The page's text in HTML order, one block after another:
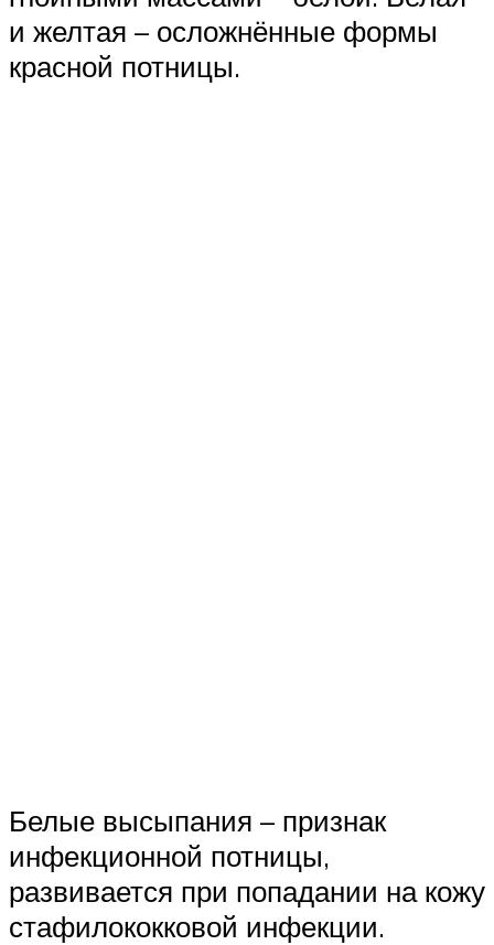
и желтая – осложнённые формы
красной потницы.
Белые высыпания – признак
инфекционной потницы,
развивается при попадании на кожу
стафилококковой инфекции.